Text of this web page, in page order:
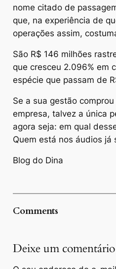
nome citado de
que, na experiência de
operações assim,
São R$ 146 milhões
que cresceu 2.096% em
espécie que passam de
Se a sua gestão
empresa, talvez a única
agora seja: em qual
Quem está nos áudios já
Blog do Dina
Comments
Deixe um comentário